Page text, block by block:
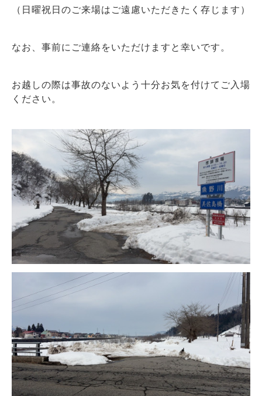
（日曜祝日のご来場はご遠慮いただきたく存じます）
なお、事前にご連絡をいただけますと幸いです。
お越しの際は事故のないよう十分お気を付けてご入場
ください。